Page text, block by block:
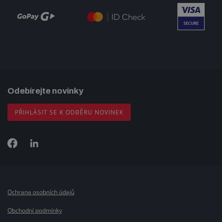
Odebírejte novinky
PŘIHLÁSIT SE K ODBĚRU NOVINEK
Ochrana osobních údajů
Obchodní podmínky